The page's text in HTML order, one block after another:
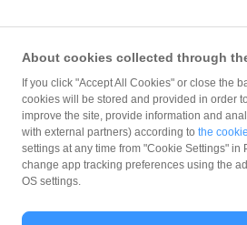
ウェブサイト利用規約
反社会的勢力に対する方針
勧誘方針
マネロン等基本方針
カスタマーハラスメントに関する当社の考え方
About cookies collected through
If you click "Accept All Cookies" or close the
cookies will be stored and provided in order
improve the site, provide information and
with external partners) according to the
settings at any time from "Cookie Settings" in
change app tracking preferences using the
OS settings.